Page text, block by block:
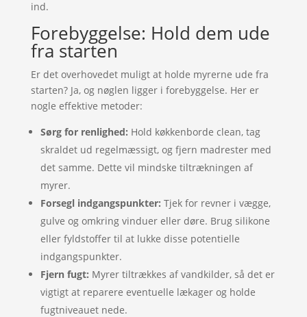
ind.
Forebyggelse: Hold dem ude
fra starten
Er det overhovedet muligt at holde myrerne ude fra
starten? Ja, og nøglen ligger i forebyggelse. Her er
nogle effektive metoder:
Sørg for renlighed: Hold køkkenborde clean, tag
skraldet ud regelmæssigt, og fjern madrester med
det samme. Dette vil mindske tiltrækningen af
myrer.
Forsegl indgangspunkter: Tjek for revner i vægge,
gulve og omkring vinduer eller døre. Brug silikone
eller fyldstoffer til at lukke disse potentielle
indgangspunkter.
Fjern fugt: Myrer tiltrækkes af vandkilder, så det er
vigtigt at reparere eventuelle lækager og holde
fugtniveauet nede.